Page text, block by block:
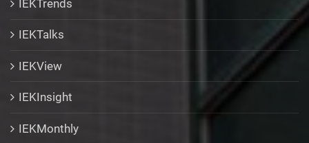
IEKTrends
IEKTalks
IEKView
IEKInsight
IEKMonthly